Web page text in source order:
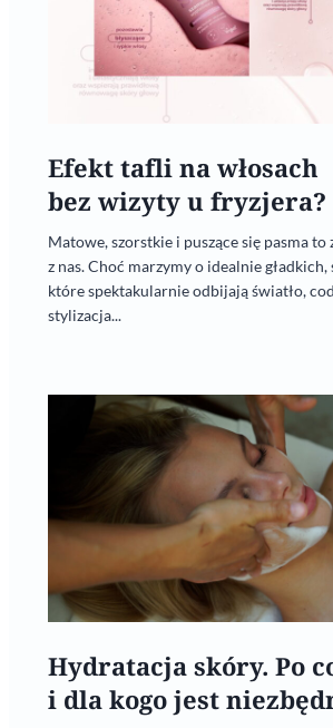
Efekt tafli na włosach
bez wizyty u fryzjera?
Matowe, szorstkie i puszące się pasma
z nas. Choć marzymy o idealnie gładkich,
które spektakularnie odbijają światło,
stylizacja...
Hydratacja skóry. Po
i dla kogo jest